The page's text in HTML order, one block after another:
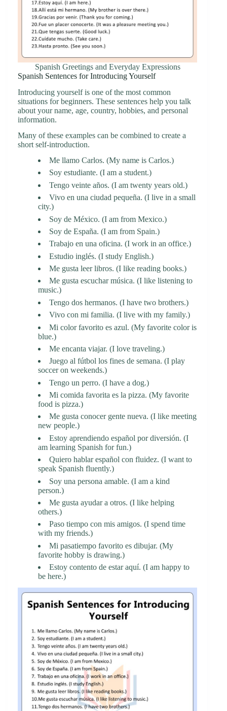
Spanish Greetings and Everyday Expressions
Spanish Sentences for Introducing Yourself
Introducing yourself is one of the most common
situations for beginners. These sentences help you talk
about your name, age, country, hobbies, and personal
information.
Many of these examples can be combined to create a
short self-introduction.
Me llamo Carlos. (My name is Carlos.)
Soy estudiante. (I am a student.)
Tengo veinte años. (I am twenty years old.)
Vivo en una ciudad pequeña. (I live in a small
city.)
Soy de México. (I am from Mexico.)
Soy de España. (I am from Spain.)
Trabajo en una oficina. (I work in an office.)
Estudio inglés. (I study English.)
Me gusta leer libros. (I like reading books.)
Me gusta escuchar música. (I like listening to
music.)
Tengo dos hermanos. (I have two brothers.)
Vivo con mi familia. (I live with my family.)
Mi color favorito es azul. (My favorite color is
blue.)
Me encanta viajar. (I love traveling.)
Juego al fútbol los fines de semana. (I play
soccer on weekends.)
Tengo un perro. (I have a dog.)
Mi comida favorita es la pizza. (My favorite
food is pizza.)
Me gusta conocer gente nueva. (I like meeting
new people.)
Estoy aprendiendo español por diversión. (I
am learning Spanish for fun.)
Quiero hablar español con fluidez. (I want to
speak Spanish fluently.)
Soy una persona amable. (I am a kind
person.)
Me gusta ayudar a otros. (I like helping
others.)
Paso tiempo con mis amigos. (I spend time
with my friends.)
Mi pasatiempo favorito es dibujar. (My
favorite hobby is drawing.)
Estoy contento de estar aquí. (I am happy to
be here.)